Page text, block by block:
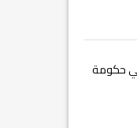
حكومة